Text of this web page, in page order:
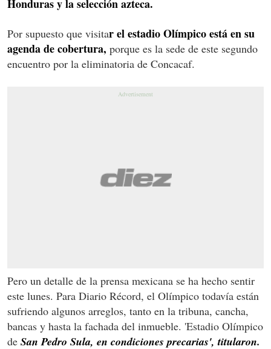
Honduras y la selección azteca.
Por supuesto que visitar el estadio Olímpico está en su
agenda de cobertura, porque es la sede de este segundo
encuentro por la eliminatoria de Concacaf.
Pero un detalle de la prensa mexicana se ha hecho sentir
este lunes. Para Diario Récord, el Olímpico todavía están
sufriendo algunos arreglos, tanto en la tribuna, cancha,
bancas y hasta la fachada del inmueble. 'Estadio Olímpico
de San Pedro Sula, en condiciones precarias', titularon.